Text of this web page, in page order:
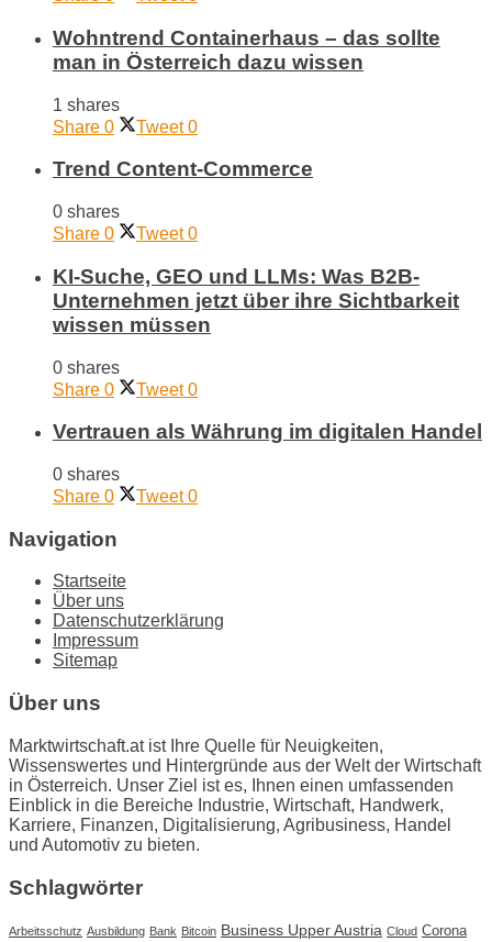
Wohntrend Containerhaus – das sollte
man in Österreich dazu wissen
1 shares
Share 0 Tweet 0
Trend Content-Commerce
0 shares
Share 0 Tweet 0
KI-Suche, GEO und LLMs: Was B2B-
Unternehmen jetzt über ihre Sichtbarkeit
wissen müssen
0 shares
Share 0 Tweet 0
Vertrauen als Währung im digitalen Handel
0 shares
Share 0 Tweet 0
Navigation
Startseite
Über uns
Datenschutzerklärung
Impressum
Sitemap
Über uns
Marktwirtschaft.at ist Ihre Quelle für Neuigkeiten,
Wissenswertes und Hintergründe aus der Welt der Wirtschaft
in Österreich. Unser Ziel ist es, Ihnen einen umfassenden
Einblick in die Bereiche Industrie, Wirtschaft, Handwerk,
Karriere, Finanzen, Digitalisierung, Agribusiness, Handel
und Automotiv zu bieten.
Schlagwörter
Arbeitsschutz Ausbildung Bank Bitcoin Business Upper Austria Cloud Corona